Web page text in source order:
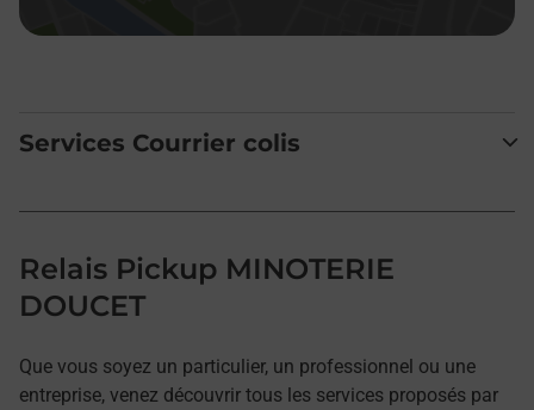
Services Courrier colis
Relais Pickup MINOTERIE
DOUCET
Que vous soyez un particulier, un professionnel ou une
entreprise, venez découvrir tous les services proposés par